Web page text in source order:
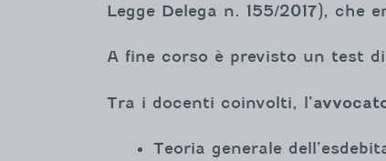
Legge Delega n. 155/2017), che
A fine corso è previsto un test
Tra i docenti coinvolti, l’
Teoria generale